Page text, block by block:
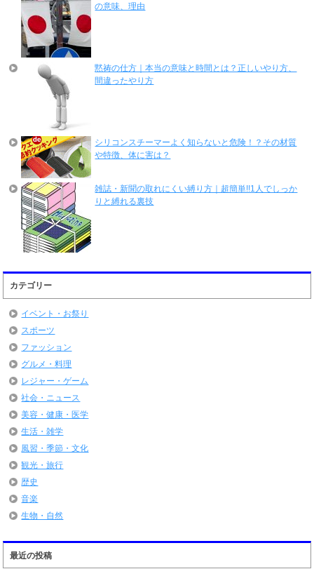
の意味、理由
黙祷の仕方｜本当の意味と時間とは？正しいやり方、
間違ったやり方
シリコンスチーマーよく知らないと危険！？その材質
や特徴、体に害は？
雑誌・新聞の取れにくい縛り方｜超簡単!!1人でしっか
りと縛れる裏技
カテゴリー
イベント・お祭り
スポーツ
ファッション
グルメ・料理
レジャー・ゲーム
社会・ニュース
美容・健康・医学
生活・雑学
風習・季節・文化
観光・旅行
歴史
音楽
生物・自然
最近の投稿